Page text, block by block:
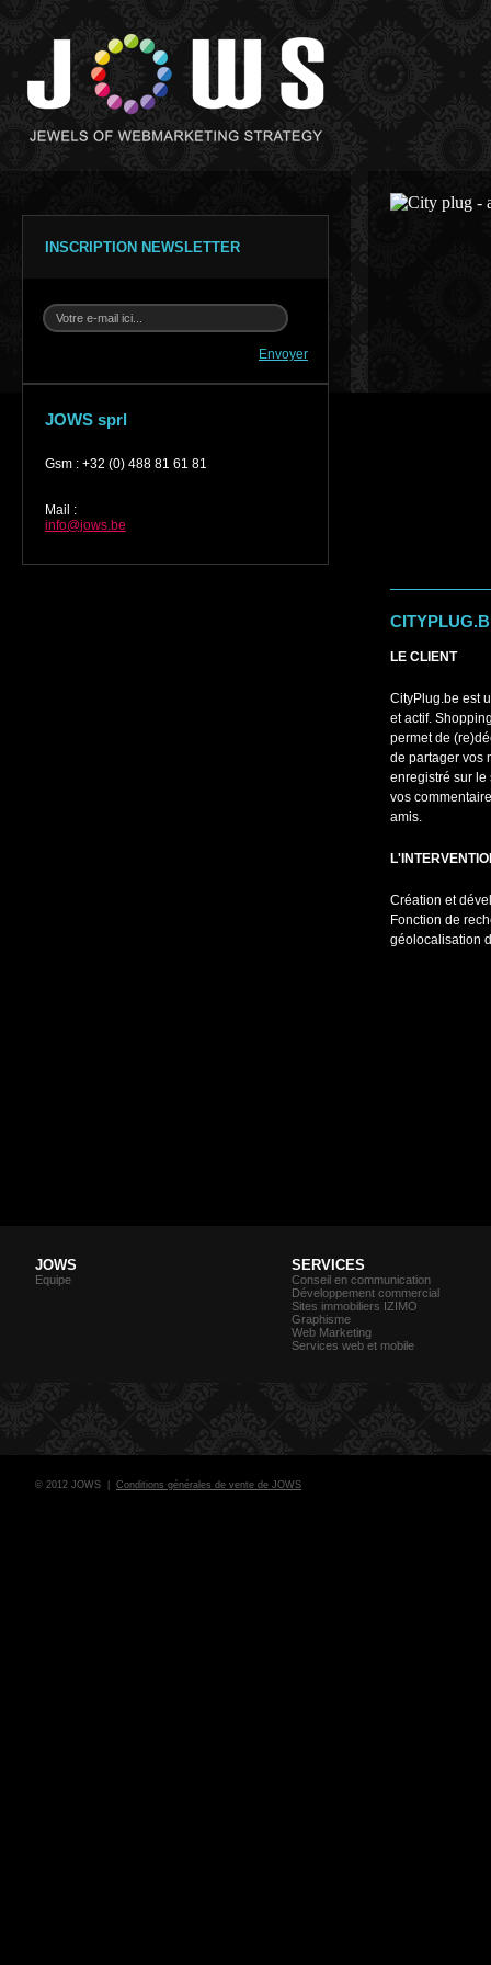
INSCRIPTION NEWSLETTER
Envoyer
JOWS sprl
Gsm : +32 (0) 488 81 61 81
Mail :
info@jows.be
LE CLIENT
CityPlug.be est
et actif.
permet de
de partager vos
enregistré sur le
vos
amis.
Création et
Fonction de
géolocalisation
JOWS
Equipe
SERVICES
Conseil en communication
Développement commercial
Sites immobiliers IZIMO
Graphisme
Web Marketing
Services web et mobile
© 2012 JOWS | Conditions générales de vente de JOWS